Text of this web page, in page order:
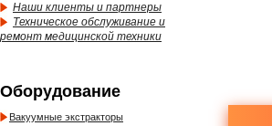
Наши клиенты и партнеры
Техническое обслуживание и
ремонт медицинской техники
Оборудование
Вакуумные экстракторы